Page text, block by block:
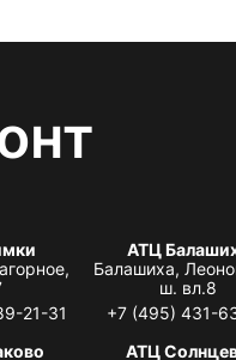
21-31
АТЦ
Балашиха,
ш. вл.8
+7 (495) 431-
АТЦ